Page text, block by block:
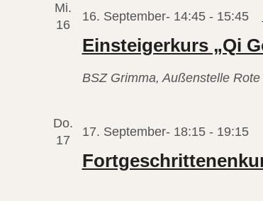
Mi.
16
Einsteigerkurs „Qi
16. September- 14:45- 15:45
BSZ Grimma, Außenstelle
Do.
17
17. September- 18:15- 19:15